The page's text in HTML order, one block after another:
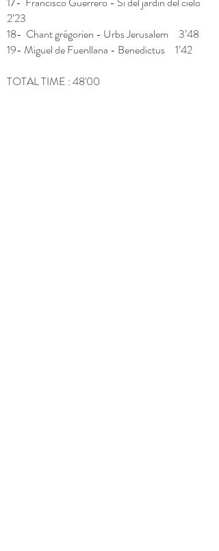
2’23
18- Chant grégorien - Urbs Jerusalem 3’48
19- Miguel de Fuenllana - Benedictus 1’42
TOTAL TIME : 48'00